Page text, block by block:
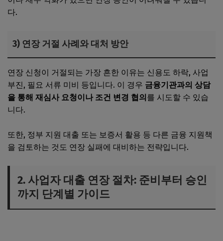
다.
3) 연장 거절 사례와 대처 방안
연장 신청이 거절되는 가장 흔한 이유는 신용도 하락, 사업
부진, 필요 서류 미비 등입니다. 이 경우 금융기관과의 상담
을 통해 재심사 요청이나 조건 변경 협의를 시도할 수 있습
니다.
또한, 정부 지원 대출 또는 보증서 활용 등 다른 금융 지원책
을 검토하는 것도 연장 실패에 대비하는 전략입니다.
2. 사업자 대출 연장 절차: 준비부터 승인
까지 단계별 가이드